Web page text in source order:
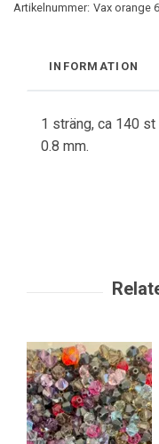
Artikelnummer: Vax orange
INFORMATION
1 sträng, ca 140
0.8 mm.